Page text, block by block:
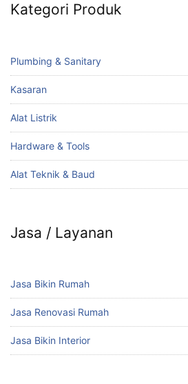
Kategori Produk
Plumbing & Sanitary
Kasaran
Alat Listrik
Hardware & Tools
Alat Teknik & Baud
Jasa / Layanan
Jasa Bikin Rumah
Jasa Renovasi Rumah
Jasa Bikin Interior